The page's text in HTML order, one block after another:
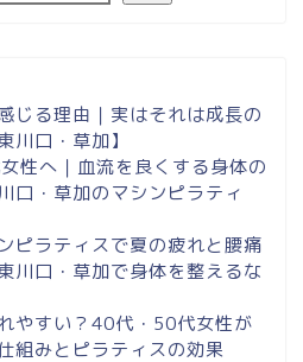
じる理由｜実はそれは成長の
川口・草加】
性へ｜血流を良くする身体の
口・草加のマシンピラティ
ピラティスで夏の疲れと腰痛
川口・草加で身体を整えるな
やすい？40代・50代女性が
組みとピラティスの効果
内
東浦和スタジオ予約
｜大人女性のための
ピラティススタジオ
Instagram